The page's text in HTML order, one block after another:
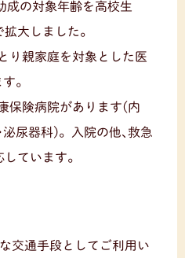
成の対象年齢を高校生
大しました。
り親家庭を対象とした医
。
保険病院があります(内
尿器科)。入院の他､救急
ています。
交通手段としてご利用い